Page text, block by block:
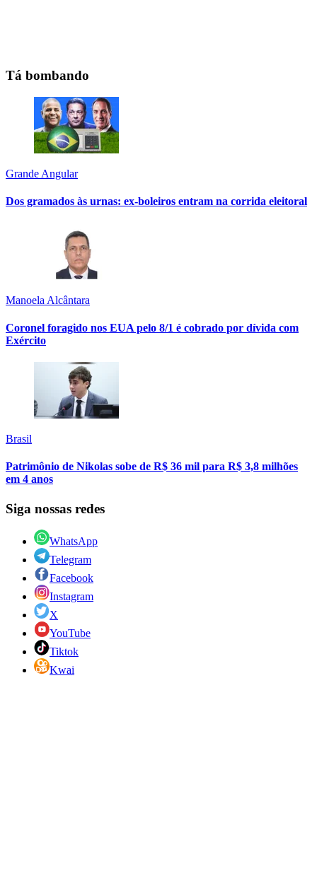
Tá bombando
Grande Angular
Dos gramados às urnas: ex-boleiros entram na corrida eleitoral
Manoela Alcântara
Coronel foragido nos EUA pelo 8/1 é cobrado por dívida com
Exército
Brasil
Patrimônio de Nikolas sobe de R$ 36 mil para R$ 3,8 milhões
em 4 anos
Siga nossas redes
WhatsApp
Telegram
Facebook
Instagram
X
YouTube
Tiktok
Kwai